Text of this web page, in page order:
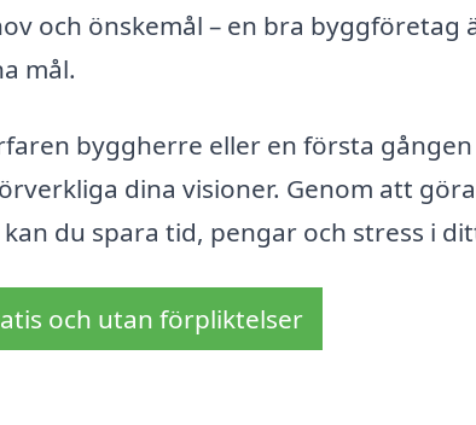
och önskemål – en bra
mål.
byggherre eller en första
dina visioner. Genom att
du spara tid, pengar och stress i
och utan förpliktelser